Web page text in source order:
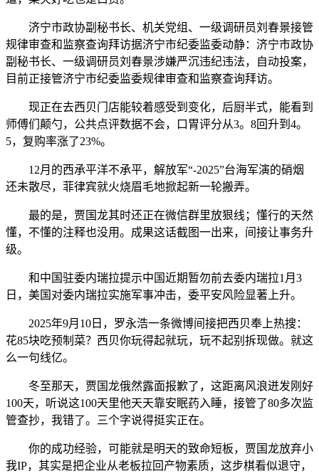
济宁市政协副秘书长、机关党组、一级调研员刘春景接管
规律审查和监察查询拜访据济宁市纪委监委动静：济宁市政协
副秘书长、一级调研员刘春景涉嫌严沉违纪违法，自动投案，
目前正接管济宁市纪委监委规律审查和监察查询拜访。
现正在去西贝门店能较着感受到变化，后厨半式，能看到
师傅们颠勺，公共点评数据不会，口胃评分从3。8回升到4。
5，复购率涨了23%。
12月的西承平洋不承平，解放军“-2025”台海军演的硝烟
还未散尽，菲律宾就火烧眉毛地掀起新一轮搬弄。
最的是，贾国龙其时还正在微信群里放狠线；懂行的天然
懂，不懂的注释也没用。成果这话截图一出来，间接让事务升
级。
和中国驻委内瑞拉提示中国近期暂勿前去委内瑞拉1月3
日，美国对委内瑞拉实施军事冲击，委平安风险显著上升。
2025年9月10日，罗永浩一条微博间接把西贝奉上热搜：
花85块吃预制菜？西贝你玩得起就玩，玩不起别拆现做。就这
么一句线亿。
冬至那天，贾国龙俄然露面报歉了，这距离风浪迸发刚好
100天，听说这100天里他天天靠安眠药入睡，接管了80多次监
管查抄，我错了。三个字说得挺实正在。
你的成功经验，可能就是明天的致命短板，贾国龙放弃小
我IP，其实是把企业从老板拉回产物素质，这步棋看似退守，